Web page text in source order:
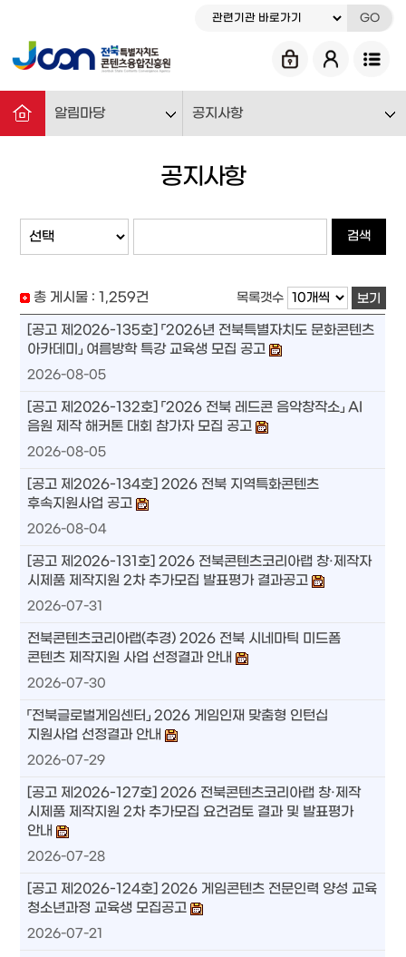
GO
알림마당 공지사항
공지사항
검색
총 게시물 :1,259건 목록갯수 보기
[공고 제2026-135호] 「2026년 전북특별자치도 문화콘텐츠
아카데미」 여름방학 특강 교육생 모집 공고
2026-08-05
[공고 제2026-132호] 「2026 전북 레드콘 음악창작소」 AI
음원 제작 해커톤 대회 참가자 모집 공고
2026-08-05
[공고 제2026-134호] 2026 전북 지역특화콘텐츠
후속지원사업 공고
2026-08-04
[공고 제2026-131호] 2026 전북콘텐츠코리아랩 창·제작자
시제품 제작지원 2차 추가모집 발표평가 결과공고
2026-07-31
전북콘텐츠코리아랩(추경) 2026 전북 시네마틱 미드폼
콘텐츠 제작지원 사업 선정결과 안내
2026-07-30
「전북글로벌게임센터」 2026 게임인재 맞춤형 인턴십
지원사업 선정결과 안내
2026-07-29
[공고 제2026-127호] 2026 전북콘텐츠코리아랩 창·제작
시제품 제작지원 2차 추가모집 요건검토 결과 및 발표평가
안내
2026-07-28
[공고 제2026-124호] 2026 게임콘텐츠 전문인력 양성 교육
청소년과정 교육생 모집공고
2026-07-21